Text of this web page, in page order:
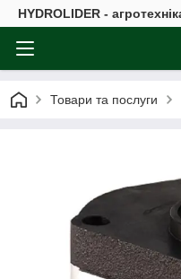
HYDROLIDER -
Товари та послуги